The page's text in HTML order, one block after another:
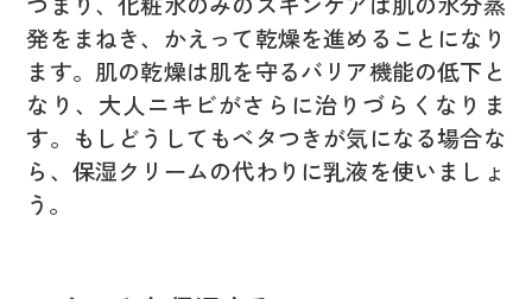
発をまねき、かえって乾燥を進めることになり
ます。肌の乾燥は肌を守るバリア機能の低下と
なり、大人ニキビがさらに治りづらくなりま
す。もしどうしてもベタつきが気になる場合な
ら、保湿クリームの代わりに乳液を使いましょ
う。